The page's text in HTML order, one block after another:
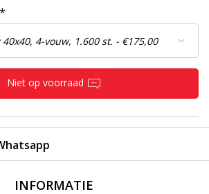
*
Niet op voorraad
INFORMATIE